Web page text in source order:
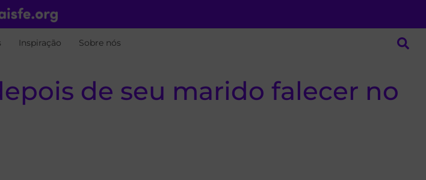
Inspiração Sobre nós
de seu marido falecer no